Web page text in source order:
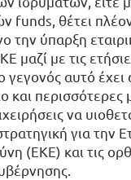
funds, θέτει
την ύπαρξη
μαζί με τις
γεγονός αυτό έχει
και περισσότερες
να
για την
(ΕΚΕ) και τις